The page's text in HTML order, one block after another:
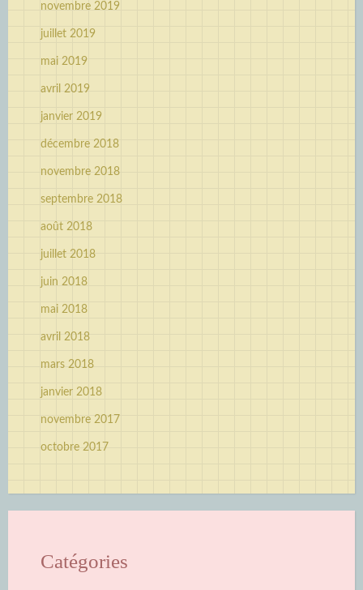
novembre 2019
juillet 2019
mai 2019
avril 2019
janvier 2019
décembre 2018
novembre 2018
septembre 2018
août 2018
juillet 2018
juin 2018
mai 2018
avril 2018
mars 2018
janvier 2018
novembre 2017
octobre 2017
Catégories